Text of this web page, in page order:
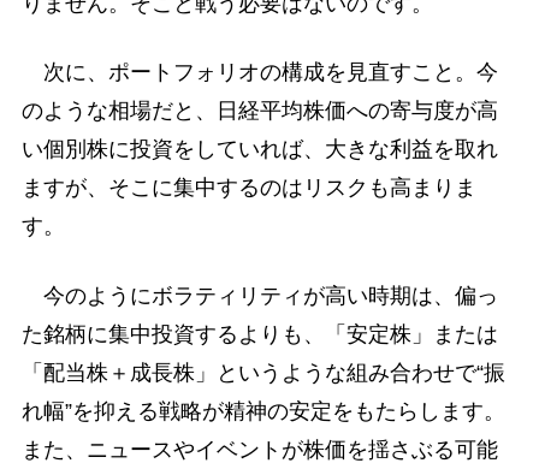
次に、ポートフォリオの構成を見直すこと。今
のような相場だと、日経平均株価への寄与度が高
い個別株に投資をしていれば、大きな利益を取れ
ますが、そこに集中するのはリスクも高まりま
す。
今のようにボラティリティが高い時期は、偏っ
た銘柄に集中投資するよりも、「安定株」または
「配当株＋成長株」というような組み合わせで“振
れ幅”を抑える戦略が精神の安定をもたらします。
また、ニュースやイベントが株価を揺さぶる可能